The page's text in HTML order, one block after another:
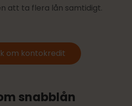
att ta flera lån samtidigt.
om kontokredit
snabblån